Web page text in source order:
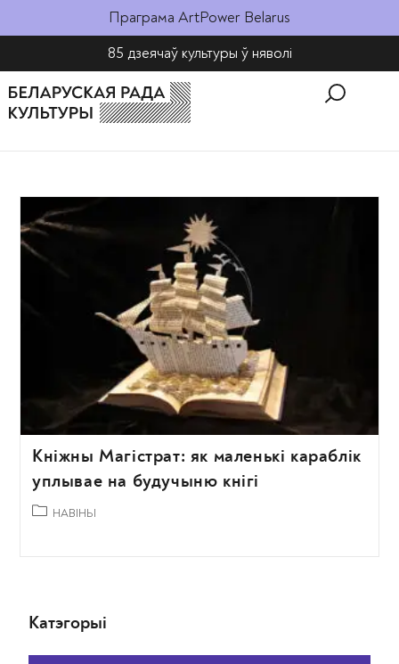
Праграма ArtPower Belarus
85 дзеячаў культуры ў няволі​
Кніжны Магістрат: як маленькі караблік
уплывае на будучыню кнігі
НАВІНЫ
Катэгорыі